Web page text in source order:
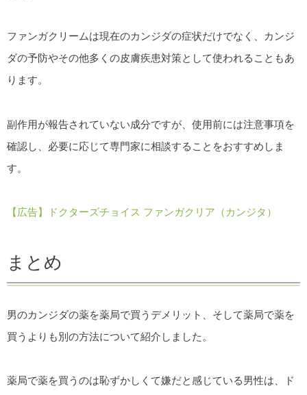
ファンガクリームは現在のカンジダの症状だけでなく、カンジ
ダの予防やその他多くの皮膚疾患対策として使われることもあ
ります。
副作用が報告されていない成分ですが、使用前には注意事項を
確認し、必要に応じて専門家に相談することをおすすめしま
す。
【広告】ドクターズチョイス ファンガクリア（カンジタ）
まとめ
男のカンジダの薬を薬局で買うデメリット、そして薬局で薬を
買うよりも別の方法について紹介しました。
薬局で薬を買うのは恥ずかしくて嫌だと感じている男性は、ド